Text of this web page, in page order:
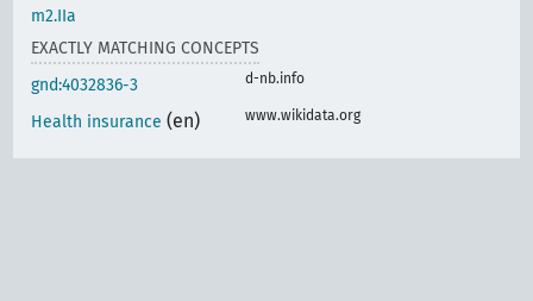
m2.IIa
EXACTLY MATCHING CONCEPTS
gnd:4032836-3
d-nb.info
Health insurance (en) www.wikidata.org